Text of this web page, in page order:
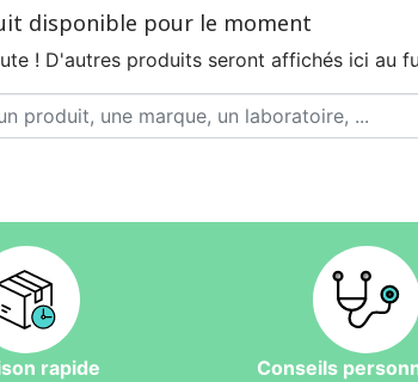
disponible pour le moment
! D'autres produits seront affichés ici au
rapide
Conseils